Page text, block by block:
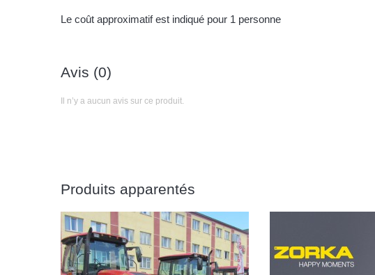
Le coût approximatif est indiqué pour 1 personne
Avis (0)
Il n’y a aucun avis sur ce produit.
Produits apparentés